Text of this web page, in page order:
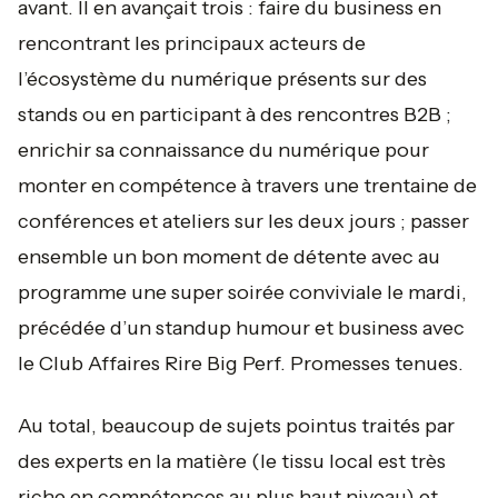
avant. Il en avançait trois : faire du business en
rencontrant les principaux acteurs de
l’écosystème du numérique présents sur des
stands ou en participant à des rencontres B2B ;
enrichir sa connaissance du numérique pour
monter en compétence à travers une trentaine de
conférences et ateliers sur les deux jours ; passer
ensemble un bon moment de détente avec au
programme une super soirée conviviale le mardi,
précédée d’un standup humour et business avec
le Club Affaires Rire Big Perf. Promesses tenues.
Au total, beaucoup de sujets pointus traités par
des experts en la matière (le tissu local est très